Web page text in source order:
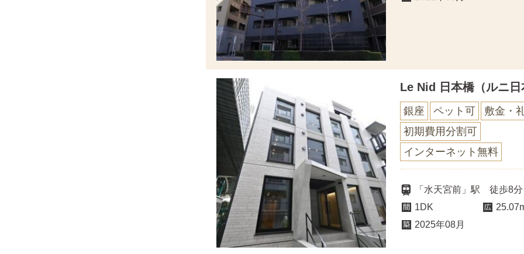
Le Nid 日本橋（ルニ日
銀座 ペット可
敷金・
初期費用分割可
インターネット無料
「水天宮前」駅 徒歩8分
1DK
2025年08月